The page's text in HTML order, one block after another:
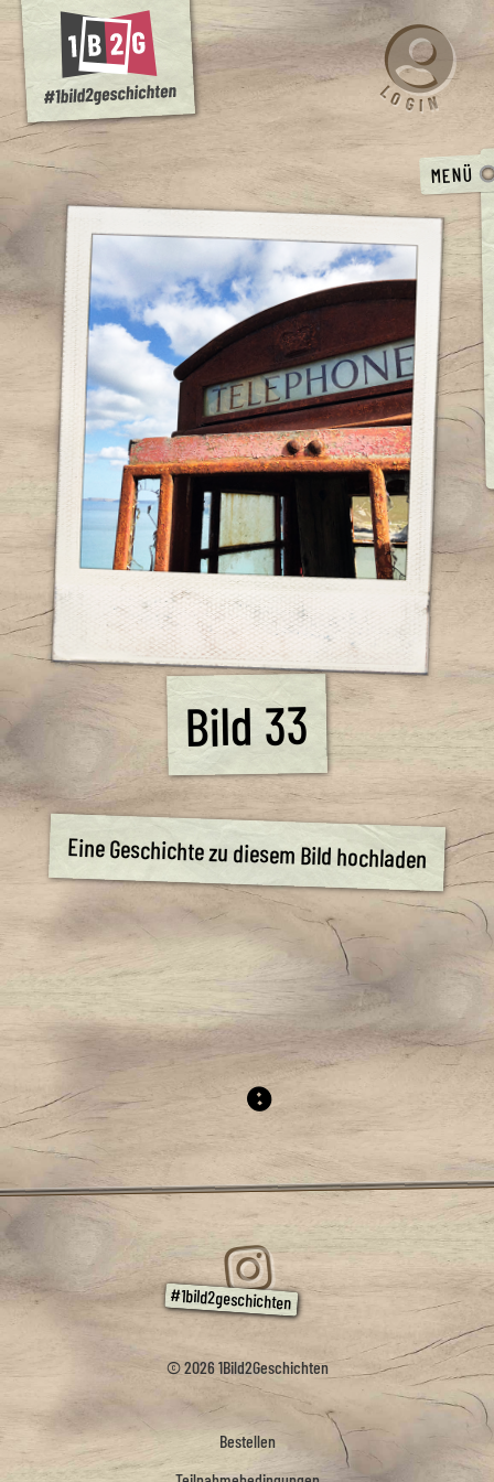
MENÜ
LOG IN
Bild 33
Eine Geschichte zu diesem Bild hochladen
© 2026 1Bild2Geschichten
Bestellen